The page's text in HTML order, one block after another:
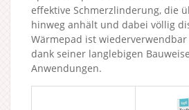
effektive Schmerzlinderung, die
hinweg anhält und dabei völlig
Wärmepad ist
dank seiner langlebigen
Anwendungen.